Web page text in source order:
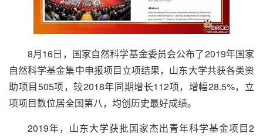
8月16日，国家自然科学基金委员会公布了2019年国家
自然科学基金集中申报项目立项结果，山东大学共获各类资
助项目505项，较2018年同期增长112项，增幅28.5%，立
项项目数位居全国第八，均创历史最好成绩。
2019年，山东大学获批国家杰出青年科学基金项目2